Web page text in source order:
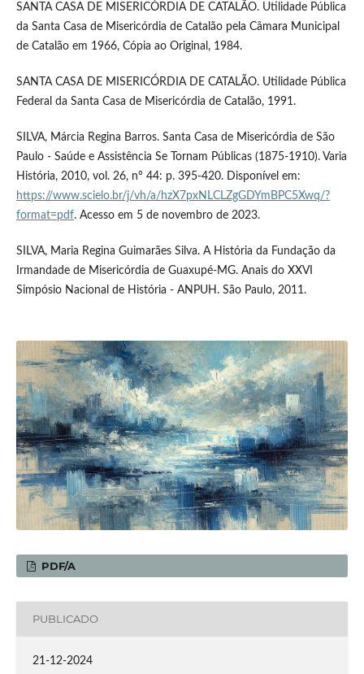
SANTA CASA DE MISERICÓRDIA DE CATALÃO. Utilidade Pública
da Santa Casa de Misericórdia de Catalão pela Câmara Municipal
de Catalão em 1966, Cópia ao Original, 1984.
SANTA CASA DE MISERICÓRDIA DE CATALÃO. Utilidade Pública
Federal da Santa Casa de Misericórdia de Catalão, 1991.
SILVA, Márcia Regina Barros. Santa Casa de Misericórdia de São
Paulo - Saúde e Assistência Se Tornam Públicas (1875-1910). Varia
História, 2010, vol. 26, n° 44: p. 395-420. Disponível em:
https://www.scielo.br/j/vh/a/hzX7pxNLCLZgGDYmBPC5Xwq/?
format=pdf. Acesso em 5 de novembro de 2023.
SILVA, Maria Regina Guimarães Silva. A História da Fundação da
Irmandade de Misericórdia de Guaxupé-MG. Anais do XXVI
Simpósio Nacional de História - ANPUH. São Paulo, 2011.
PDF/A
PUBLICADO
21-12-2024